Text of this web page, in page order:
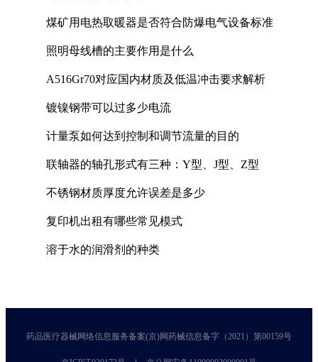
煤矿用电热取暖器是否符合防爆电气设备标准
照明母线槽的主要作用是什么
A516Gr70对应国内材质及低温冲击要求解析
镀镍钢带可以过多少电流
计量泵如何达到控制和调节流量的目的
联轴器的轴孔形式有三种：Y型、J型、Z型
不锈钢材质厚度允许误差是多少
复印机出租有哪些常见模式
溶于水的润滑剂的种类
药品医疗器械网络信息服务备案(京)网药械信息备字（2021）第00159号